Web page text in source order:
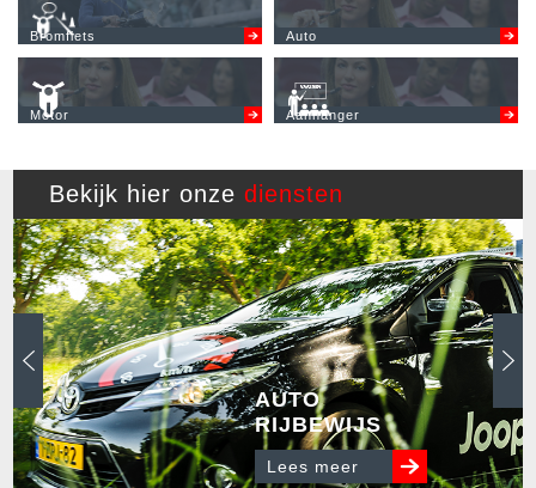
Bromfiets Auto
Motor Aanhanger
Bekijk hier onzediensten
AUTO
RIJBEWIJS
Lees meer